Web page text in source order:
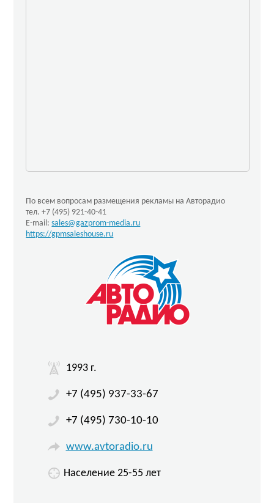
По всем вопросам размещения рекламы на Авторадио
тел. +7 (495) 921-40-41
E-mail:sales@gazprom-media.ru
https://gpmsaleshouse.ru
1993 г.
+7 (495) 937-33-67
+7 (495) 730-10-10
www.avtoradio.ru
Население 25-55 лет